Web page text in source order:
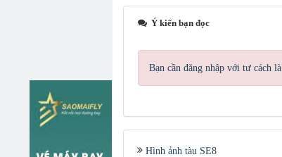
Ý kiến bạn đọc
Bạn cần đăng nhập với tư cách là
Hình ảnh tàu SE8